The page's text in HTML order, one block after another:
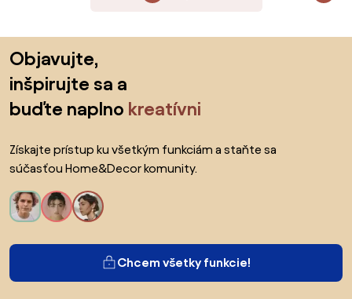
Objavujte,
inšpirujte sa a
buďte naplno kreatívni
Získajte prístup ku všetkým funkciám a staňte sa
súčasťou Home&Decor komunity.
Chcem všetky funkcie!